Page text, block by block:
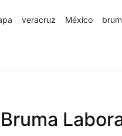
veracruz México